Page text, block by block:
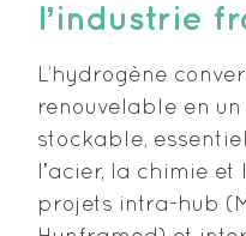
lʼindustrie
L’hydrogène
renouvelable en
stockable,
lʼacier, la chimie
projets intra-hub